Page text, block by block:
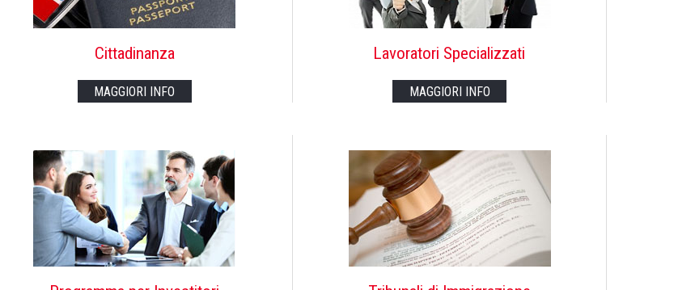
Cittadinanza
MAGGIORI INFO
Lavoratori Specializzati
MAGGIORI INFO